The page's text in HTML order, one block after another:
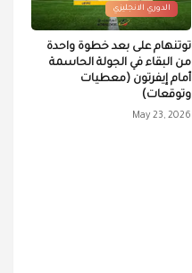
الدوري الانجليزي
توتنهام على بعد خطوة واحدة
من البقاء في الجولة الحاسمة
أمام إيفرتون (معطيات
وتوقعات)
May 23, 2026